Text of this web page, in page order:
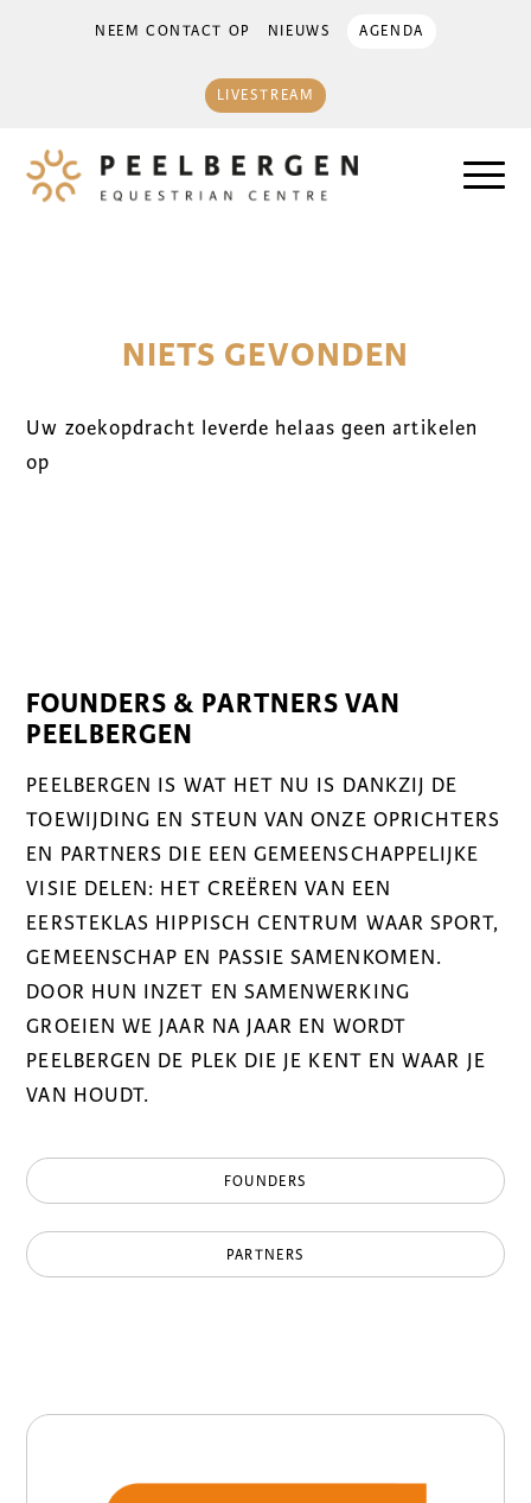
NEEM CONTACT OP NIEUWS AGENDA
LIVESTREAM
NIETS GEVONDEN
Uw zoekopdracht leverde helaas geen artikelen
op
FOUNDERS & PARTNERS VAN
PEELBERGEN
PEELBERGEN IS WAT HET NU IS DANKZIJ DE
TOEWIJDING EN STEUN VAN ONZE OPRICHTERS
EN PARTNERS DIE EEN GEMEENSCHAPPELIJKE
VISIE DELEN: HET CREËREN VAN EEN
EERSTEKLAS HIPPISCH CENTRUM WAAR SPORT,
GEMEENSCHAP EN PASSIE SAMENKOMEN.
DOOR HUN INZET EN SAMENWERKING
GROEIEN WE JAAR NA JAAR EN WORDT
PEELBERGEN DE PLEK DIE JE KENT EN WAAR JE
VAN HOUDT.
FOUNDERS
PARTNERS